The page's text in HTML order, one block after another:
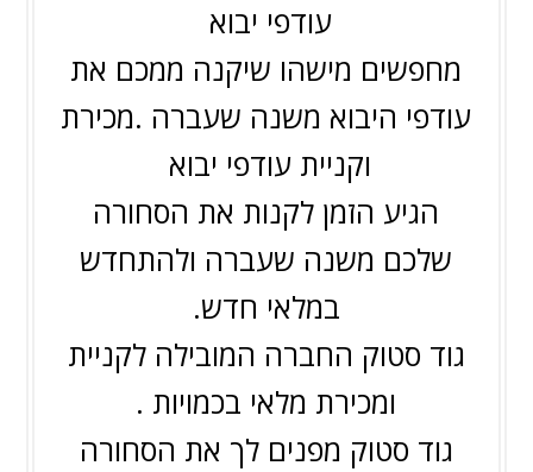
עודפי יבוא
מחפשים מישהו שיקנה ממכם את
עודפי היבוא משנה שעברה .מכירת
וקניית עודפי יבוא
הגיע הזמן לקנות את הסחורה
שלכם משנה שעברה ולהתחדש
במלאי חדש.
גוד סטוק החברה המובילה לקניית
ומכירת מלאי בכמויות .
גוד סטוק מפנים לך את הסחורה